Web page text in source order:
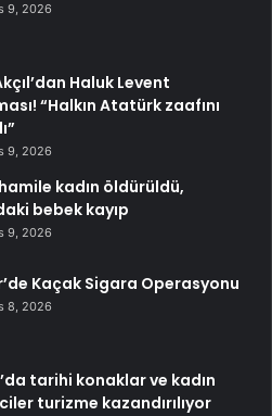
9, 2026
Haluk Levent
“Halkın Atatürk zaafını
9, 2026
kadın öldürüldü,
bebek kayıp
9, 2026
Kaçak Sigara Operasyonu
8, 2026
tarihi konaklar ve kadın
turizme kazandırılıyor